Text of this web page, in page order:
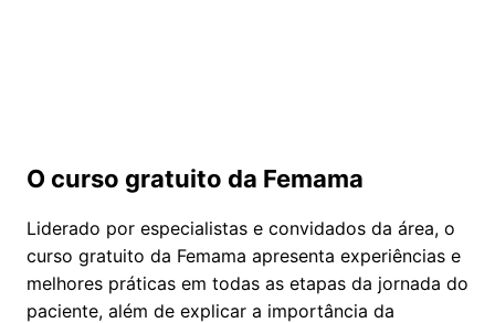
O curso gratuito da Femama
Liderado por especialistas e convidados da área, o
curso gratuito da Femama apresenta experiências e
melhores práticas em todas as etapas da jornada do
paciente, além de explicar a importância da